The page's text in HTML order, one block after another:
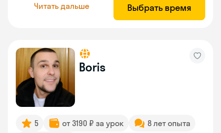
Читать дальше Выбрать время
Boris
5 от 3190 ₽ за урок
8 лет опыта